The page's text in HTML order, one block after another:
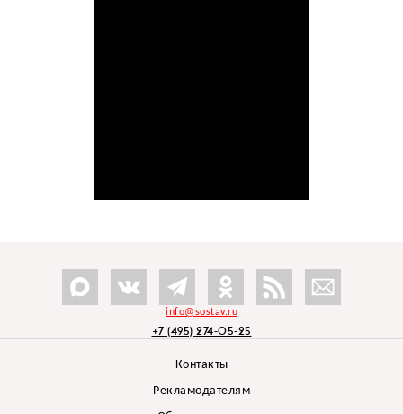
info@sostav.ru
+7 (495) 274-05-25
Контакты
Рекламодателям